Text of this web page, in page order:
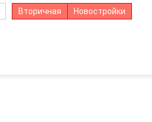
Вторичная Новостройки